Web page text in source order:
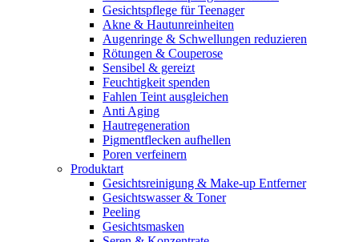
Gesichtspflege für Teenager
Akne & Hautunreinheiten
Augenringe & Schwellungen reduzieren
Rötungen & Couperose
Sensibel & gereizt
Feuchtigkeit spenden
Fahlen Teint ausgleichen
Anti Aging
Hautregeneration
Pigmentflecken aufhellen
Poren verfeinern
Produktart
Gesichtsreinigung & Make-up Entferner
Gesichtswasser & Toner
Peeling
Gesichtsmasken